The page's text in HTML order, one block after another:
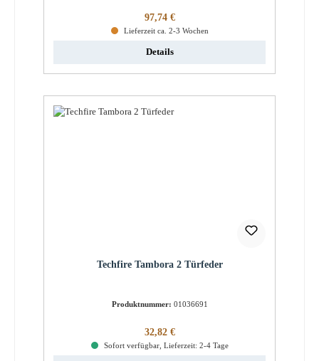
Regulärer Preis:
97,74 €
Lieferzeit ca. 2-3 Wochen
Details
Techfire Tambora 2 Türfeder
Produktnummer: 01036691
Regulärer Preis:
32,82 €
Sofort verfügbar, Lieferzeit: 2-4 Tage